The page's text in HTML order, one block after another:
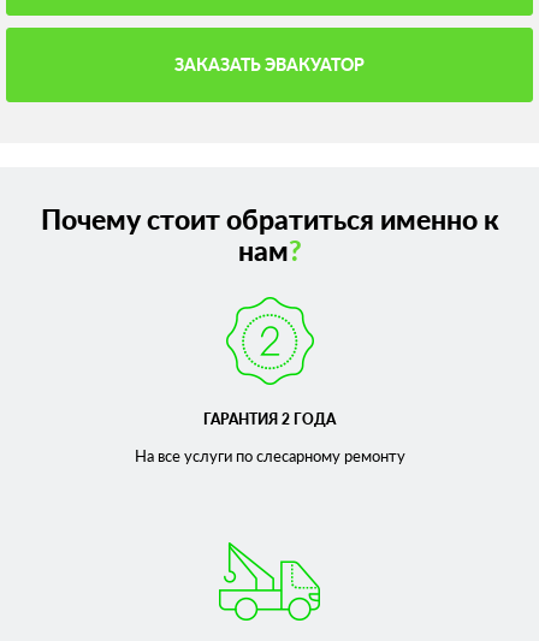
ЗАКАЗАТЬ ЭВАКУАТОР
Почему стоит обратиться именно к
нам?
ГАРАНТИЯ 2 ГОДА
На все услуги по слесарномуремонту